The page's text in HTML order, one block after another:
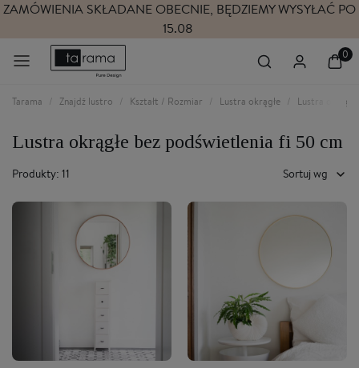
ZAMÓWIENIA SKŁADANE OBECNIE, BĘDZIEMY WYSYŁAĆ PO
15.08
Tarama Znajdź lustro Kształt / Rozmiar Lustra okrągłe Lustra
Lustra okrągłe bez podświetlenia fi 50 cm
Produkty: 11 Sortuj wg